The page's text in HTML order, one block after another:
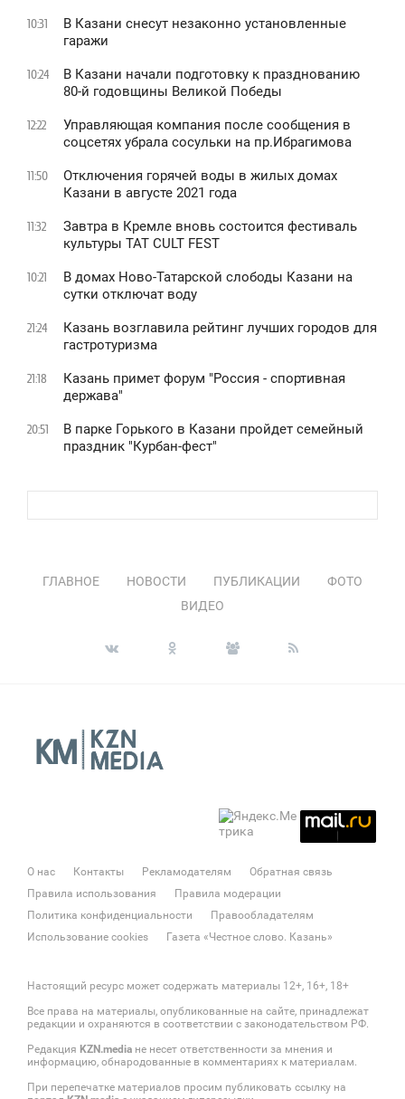
10:31
В Казани снесут незаконно установленные
гаражи
10:24
В Казани начали подготовку к празднованию
80-й годовщины Великой Победы
12:22
Управляющая компания после сообщения в
соцсетях убрала сосульки на пр.Ибрагимова
11:50
Отключения горячей воды в жилых домах
Казани в августе 2021 года
11:32
Завтра в Кремле вновь состоится фестиваль
культуры TAT CULT FEST
10:21
В домах Ново-Татарской слободы Казани на
сутки отключат воду
21:24
Казань возглавила рейтинг лучших городов для
гастротуризма
21:18
Казань примет форум "Россия - спортивная
держава"
20:51
В парке Горького в Казани пройдет семейный
праздник "Курбан-фест"
ГЛАВНОЕ НОВОСТИ ПУБЛИКАЦИИ
ФОТО
ВИДЕО
О нас Контакты Рекламодателям
Обратная связь
Правила использования
Правила модерации
Политика конфиденциальности
Правообладателям
Использование cookies
Газета «Честное слово. Казань»
Настоящий ресурс может содержать материалы 12+, 16+, 18+
Все права на материалы, опубликованные на сайте, принадлежат
редакции и охраняются в соответствии с законодательством РФ.
Редакция KZN.media не несет ответственности за мнения и
информацию, обнародованные в комментариях к материалам.
При перепечатке материалов просим публиковать ссылку на